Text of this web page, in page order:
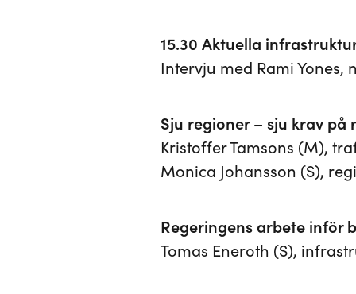
15.30 Aktuella
Intervju med Rami Yones,
Sju regioner – sju krav på
Kristoffer Tamsons (M),
Monica Johansson (S),
Regeringens arbete inför
Tomas Eneroth (S),